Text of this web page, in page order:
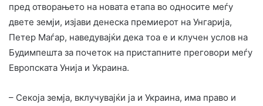
пред отворањето на новата етапа во односите меѓу
двете земји, изјави денеска премиерот на Унгарија,
Петер Маѓар, наведувајќи дека тоа е и клучен услов на
Будимпешта за почеток на пристапните преговори меѓу
Европската Унија и Украина.
– Секоја земја, вклучувајќи ја и Украина, има право и